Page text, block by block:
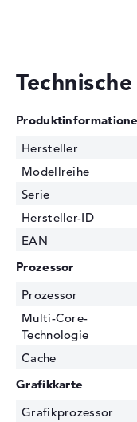
Hersteller
Modellreihe
Serie
Hersteller-ID
EAN
Prozessor
Prozessor
Multi-Core-
Technologie
Cache
Grafikkarte
Grafikprozessor